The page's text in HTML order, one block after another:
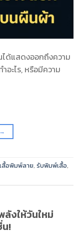
ด้แสดงออกถึงความ
อะไร, หรือมีความ
→
สื้อพิมพ์ลาย, รับพิมพ์เสื้อ,
งให้วันใหม่
!